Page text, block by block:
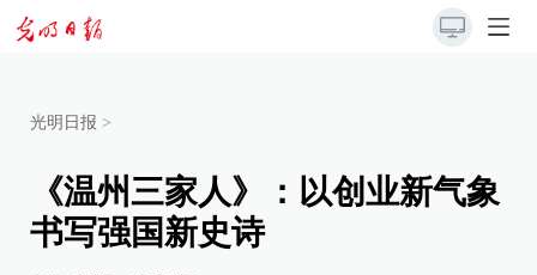
光明日报 >
《温州三家人》：以创业新气象
书写强国新史诗